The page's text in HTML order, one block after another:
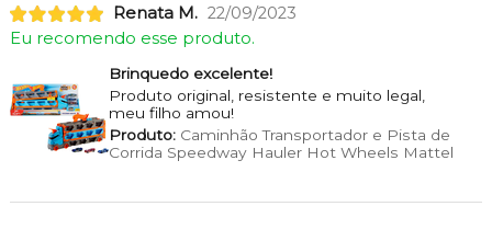
Renata M. 22/09/2023
Eu recomendo esse produto.
Brinquedo excelente!
Produto original, resistente e muito legal,
meu filho amou!
Produto:Caminhão Transportador e Pista de
Corrida Speedway Hauler Hot Wheels Mattel